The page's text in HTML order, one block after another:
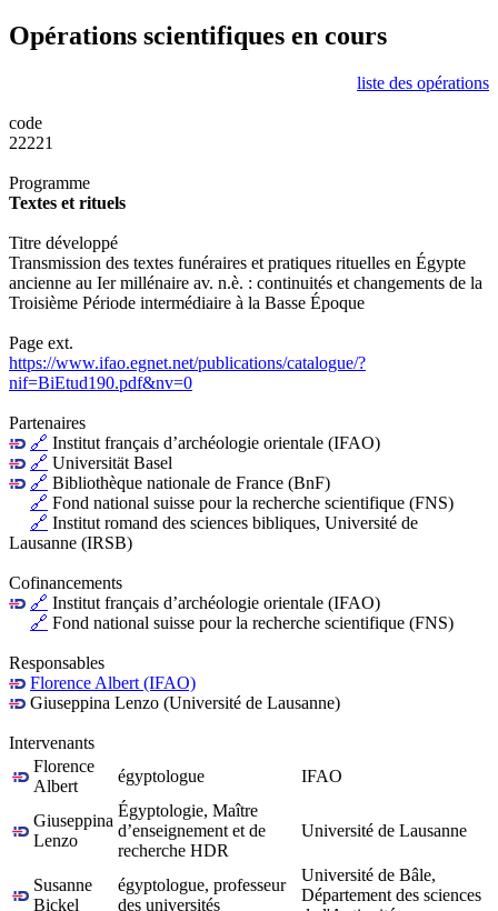
Opérations scientifiques en cours
liste des opérations
code
22221
Programme
Textes et rituels
Titre développé
Transmission des textes funéraires et pratiques rituelles en Égypte
ancienne au Ier millénaire av. n.è. : continuités et changements de la
Troisième Période intermédiaire à la Basse Époque
Page ext.
https://www.ifao.egnet.net/publications/catalogue/?
nif=BiEtud190.pdf&nv=0
Partenaires
🔗 Institut français d’archéologie orientale (IFAO)
🔗 Universität Basel
🔗 Bibliothèque nationale de France (BnF)
🔗 Fond national suisse pour la recherche scientifique (FNS)
🔗 Institut romand des sciences bibliques, Université de
Lausanne (IRSB)
Cofinancements
🔗 Institut français d’archéologie orientale (IFAO)
🔗 Fond national suisse pour la recherche scientifique (FNS)
Responsables
Florence Albert (IFAO)
Giuseppina Lenzo (Université de Lausanne)
Intervenants
Florence
Albert
égyptologue IFAO
Giuseppina
Lenzo
Égyptologie, Maître
d’enseignement et de
recherche HDR
Université de Lausanne
Susanne
Bickel
égyptologue, professeur
des universités
Université de Bâle,
Département des sciences